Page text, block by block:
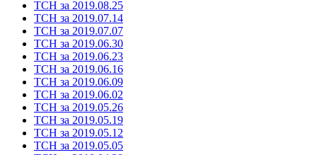
ТСН за 2019.08.25
ТСН за 2019.07.14
ТСН за 2019.07.07
ТСН за 2019.06.30
ТСН за 2019.06.23
ТСН за 2019.06.16
ТСН за 2019.06.09
ТСН за 2019.06.02
ТСН за 2019.05.26
ТСН за 2019.05.19
ТСН за 2019.05.12
ТСН за 2019.05.05